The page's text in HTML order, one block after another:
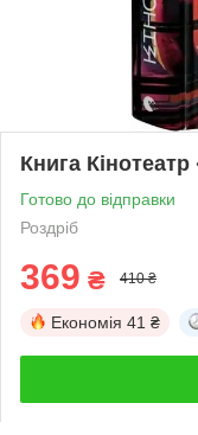
Книга
Готово до відправки
Роздріб
369 ₴ 410 ₴
Економія 41 ₴